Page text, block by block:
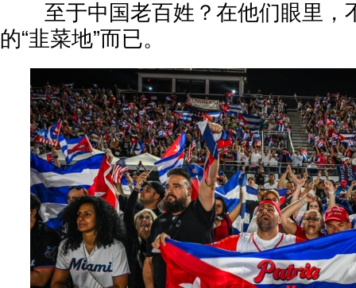
至于中国老百姓？在他们眼里，
的“韭菜地”而已。